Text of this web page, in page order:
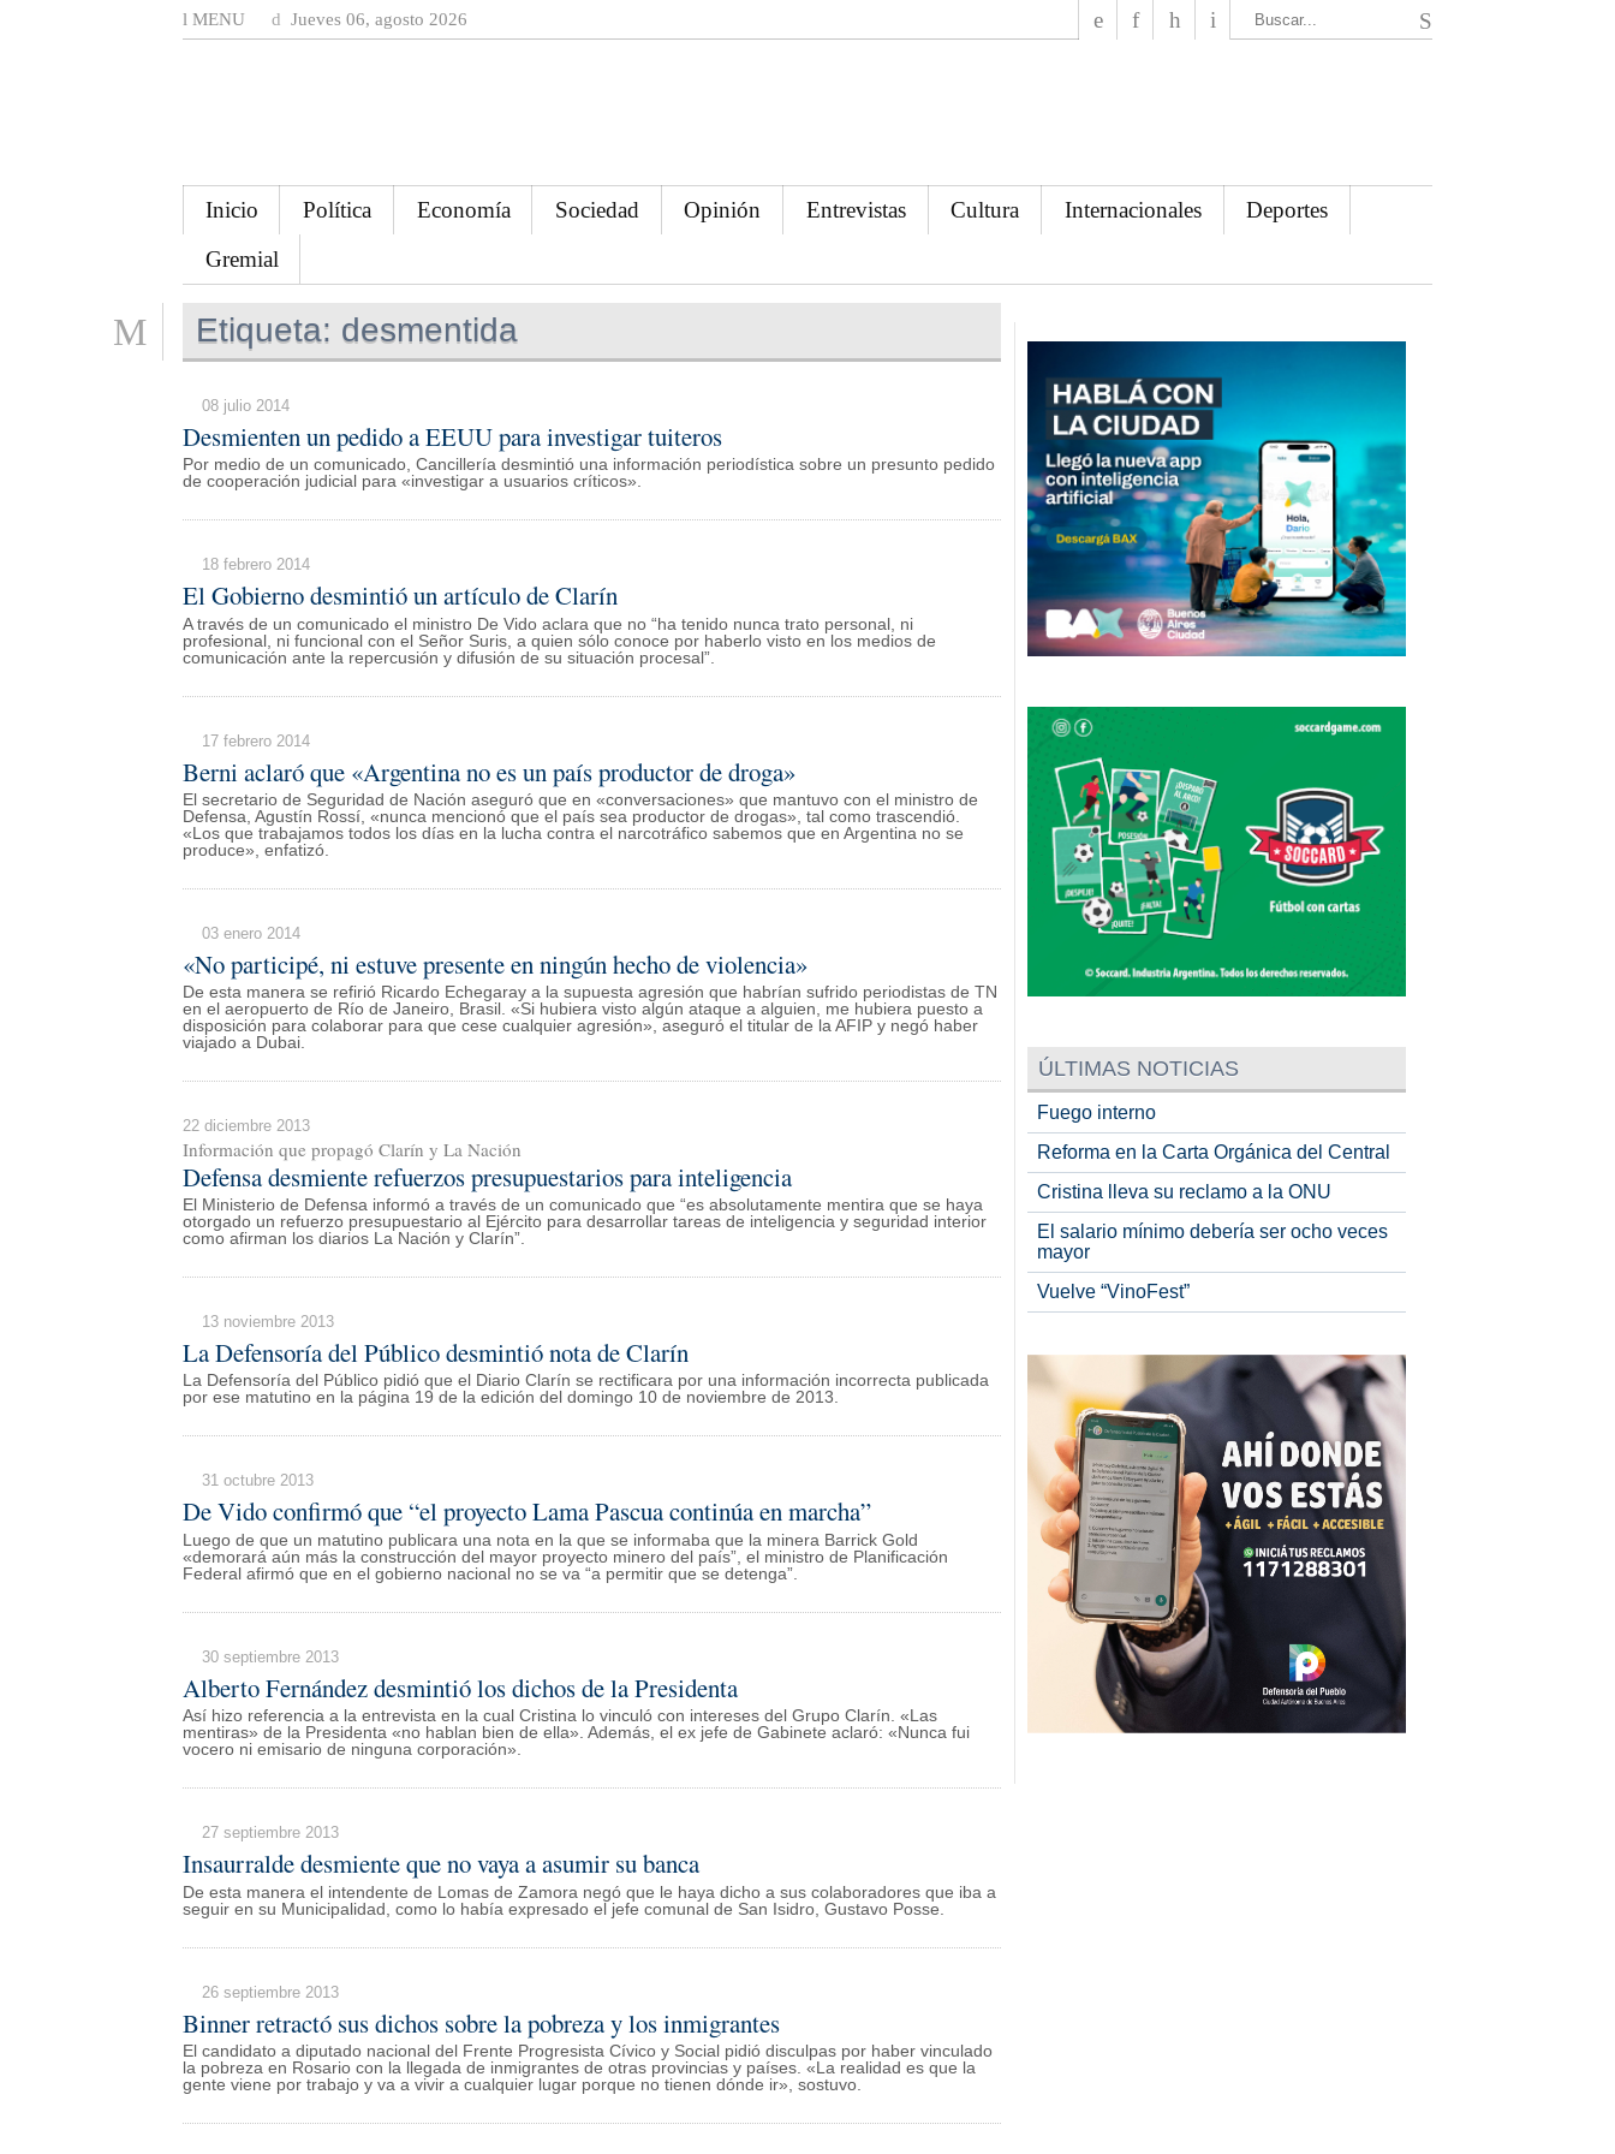
MENU Jueves 06, agosto 2026
Inicio Política Economía Sociedad Opinión Entrevistas Cultura Internacionales
Deportes
Gremial
Etiqueta: desmentida
08 julio 2014
Desmienten un pedido a EEUU para investigar tuiteros
Por medio de un comunicado, Cancillería desmintió una información periodística sobre un presunto pedido
de cooperación judicial para «investigar a usuarios críticos».
18 febrero 2014
El Gobierno desmintió un artículo de Clarín
A través de un comunicado el ministro De Vido aclara que no “ha tenido nunca trato personal, ni
profesional, ni funcional con el Señor Suris, a quien sólo conoce por haberlo visto en los medios de
comunicación ante la repercusión y difusión de su situación procesal”.
17 febrero 2014
Berni aclaró que «Argentina no es un país productor de droga»
El secretario de Seguridad de Nación aseguró que en «conversaciones» que mantuvo con el ministro de
Defensa, Agustín Rossí, «nunca mencionó que el país sea productor de drogas», tal como trascendió.
«Los que trabajamos todos los días en la lucha contra el narcotráfico sabemos que en Argentina no se
produce», enfatizó.
03 enero 2014
«No participé, ni estuve presente en ningún hecho de violencia»
De esta manera se refirió Ricardo Echegaray a la supuesta agresión que habrían sufrido periodistas de TN
en el aeropuerto de Río de Janeiro, Brasil. «Si hubiera visto algún ataque a alguien, me hubiera puesto a
disposición para colaborar para que cese cualquier agresión», aseguró el titular de la AFIP y negó haber
viajado a Dubai.
22 diciembre 2013
Información que propagó Clarín y La Nación
Defensa desmiente refuerzos presupuestarios para inteligencia
El Ministerio de Defensa informó a través de un comunicado que “es absolutamente mentira que se haya
otorgado un refuerzo presupuestario al Ejército para desarrollar tareas de inteligencia y seguridad interior
como afirman los diarios La Nación y Clarín”.
13 noviembre 2013
La Defensoría del Público desmintió nota de Clarín
La Defensoría del Público pidió que el Diario Clarín se rectificara por una información incorrecta publicada
por ese matutino en la página 19 de la edición del domingo 10 de noviembre de 2013.
31 octubre 2013
De Vido confirmó que “el proyecto Lama Pascua continúa en marcha”
Luego de que un matutino publicara una nota en la que se informaba que la minera Barrick Gold
«demorará aún más la construcción del mayor proyecto minero del país”, el ministro de Planificación
Federal afirmó que en el gobierno nacional no se va “a permitir que se detenga”.
30 septiembre 2013
Alberto Fernández desmintió los dichos de la Presidenta
Así hizo referencia a la entrevista en la cual Cristina lo vinculó con intereses del Grupo Clarín. «Las
mentiras» de la Presidenta «no hablan bien de ella». Además, el ex jefe de Gabinete aclaró: «Nunca fui
vocero ni emisario de ninguna corporación».
27 septiembre 2013
Insaurralde desmiente que no vaya a asumir su banca
De esta manera el intendente de Lomas de Zamora negó que le haya dicho a sus colaboradores que iba a
seguir en su Municipalidad, como lo había expresado el jefe comunal de San Isidro, Gustavo Posse.
26 septiembre 2013
Binner retractó sus dichos sobre la pobreza y los inmigrantes
El candidato a diputado nacional del Frente Progresista Cívico y Social pidió disculpas por haber vinculado
la pobreza en Rosario con la llegada de inmigrantes de otras provincias y países. «La realidad es que la
gente viene por trabajo y va a vivir a cualquier lugar porque no tienen dónde ir», sostuvo.
ÚLTIMAS NOTICIAS
Fuego interno
Reforma en la Carta Orgánica del Central
Cristina lleva su reclamo a la ONU
El salario mínimo debería ser ocho veces
mayor
Vuelve “VinoFest”